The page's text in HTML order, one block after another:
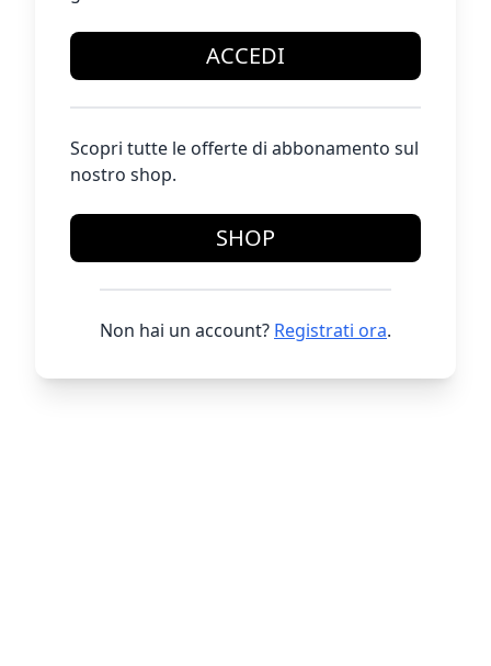
ACCEDI
Scopri tutte le offerte di abbonamento sul
nostro shop.
SHOP
Non hai un account? Registrati ora.